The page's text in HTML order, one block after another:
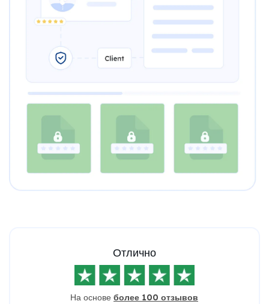
Отлично
На основе более 100 отзывов